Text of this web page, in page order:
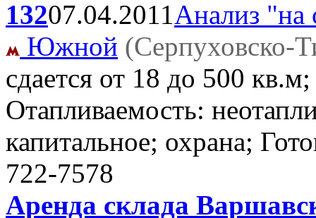
13207.04.2011Анализ "на
Южной (Серпуховско-
сдается от 18 до 500
Отапливаемость:
капитальное; охрана;
722-7578
Аренда склада